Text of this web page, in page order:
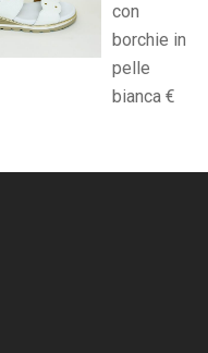
con
borchie in
pelle
bianca €